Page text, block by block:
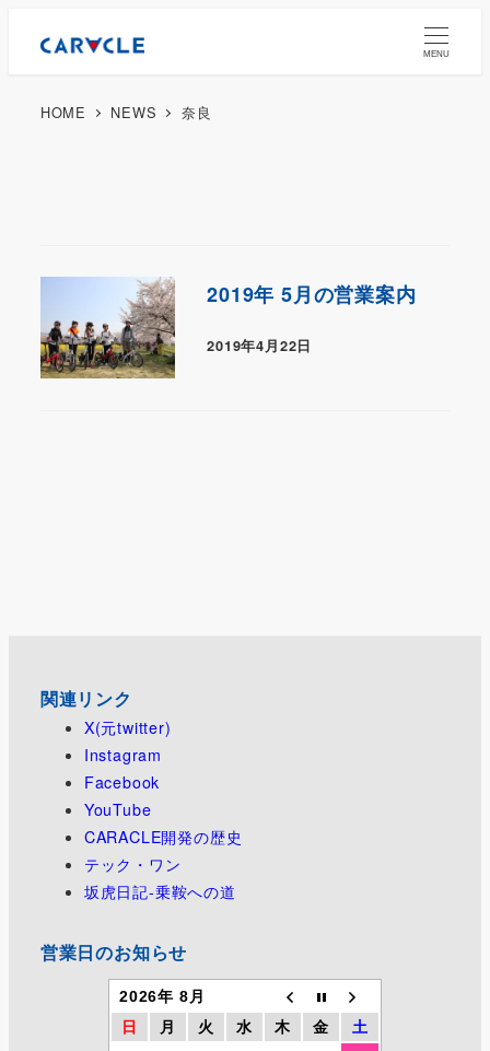
MENU
HOME NEWS 奈良
2019年 5月の営業案内
2019年4月22日
関連リンク
X(元twitter)
Instagram
Facebook
YouTube
CARACLE開発の歴史
テック・ワン
坂虎日記-乗鞍への道
営業日のお知らせ
2026年 8月
日
月 火 水 木 金
土